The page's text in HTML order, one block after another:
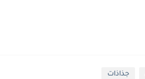
جذاذات